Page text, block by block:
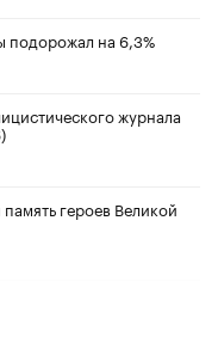
подорожал на 6,3%
журнала
героев Великой